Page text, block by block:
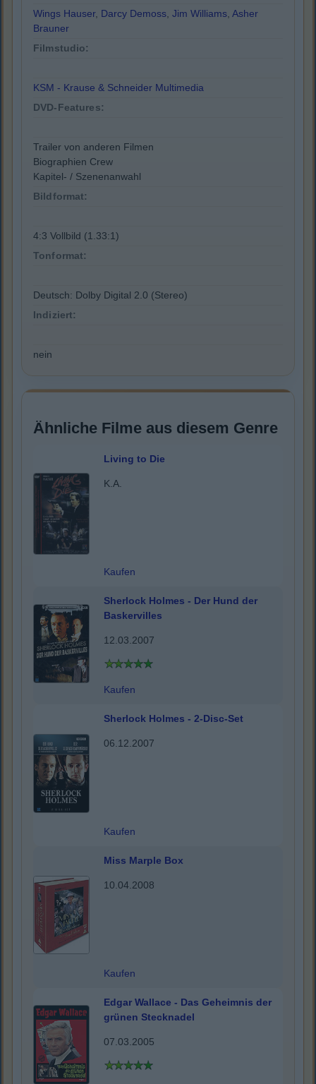
Wings Hauser, Darcy Demoss, Jim Williams, Asher
Brauner
Filmstudio:
KSM - Krause & Schneider Multimedia
DVD-Features:
Trailer von anderen Filmen
Biographien Crew
Kapitel- / Szenenanwahl
Bildformat:
4:3 Vollbild (1.33:1)
Tonformat:
Deutsch: Dolby Digital 2.0 (Stereo)
Indiziert:
nein
Ähnliche Filme aus diesem Genre
Living to Die
K.A.
Kaufen
Sherlock Holmes - Der Hund der
Baskervilles
12.03.2007
Kaufen
Sherlock Holmes - 2-Disc-Set
06.12.2007
Kaufen
Miss Marple Box
10.04.2008
Kaufen
Edgar Wallace - Das Geheimnis der
grünen Stecknadel
07.03.2005